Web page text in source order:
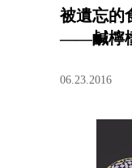
被遺忘的
——鹹檸
06.23.2016